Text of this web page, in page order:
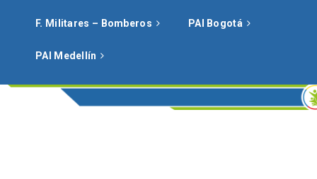
F. Militares – Bomberos PAI Bogotá
PAI Medellín